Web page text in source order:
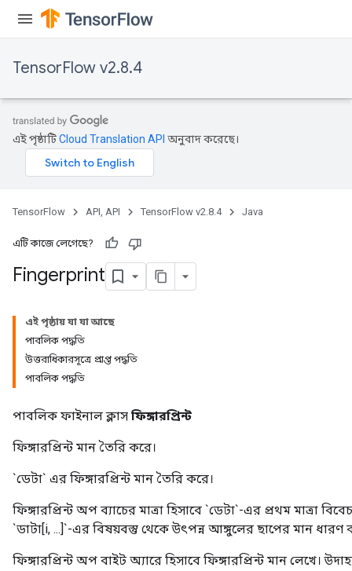
TensorFlow v2.8.4
এই পৃষ্ঠাটিCloud Translation API অনুবাদ করেছে।
TensorFlow API, API TensorFlow v2.8.4 Java
এটি কাজে লেগেছে?
Fingerprint
এই পৃষ্ঠায় যা যা আছে
পাবলিক পদ্ধতি
উত্তরাধিকারসূত্রে প্রাপ্ত পদ্ধতি
পাবলিক পদ্ধতি
পাবলিক ফাইনাল ক্লাস ফিঙ্গারপ্রিন্ট
ফিঙ্গারপ্রিন্ট মান তৈরি করে।
`ডেটা` এর ফিঙ্গারপ্রিন্ট মান তৈরি করে।
ফিঙ্গারপ্রিন্ট অপ ব্যাচের মাত্রা হিসাবে `ডেটা`-এর প্রথম মাত্রা
`ডাটা[i, ...]`-এর বিষয়বস্তু থেকে উৎপন্ন আঙ্গুলের ছাপের মান ধারণ
ফিঙ্গারপ্রিন্ট অপ বাইট অ্যারে হিসাবে ফিঙ্গারপ্রিন্ট মান লেখে।